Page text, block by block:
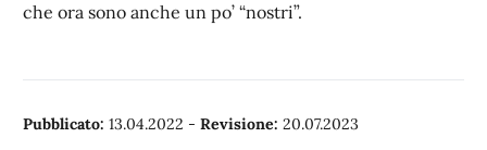
che ora sono anche un po’ “nostri”.
Pubblicato: 13.04.2022 - Revisione: 20.07.2023